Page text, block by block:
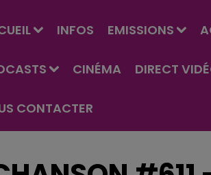
INFOS EMISSIONS
CINÉMA DIRECT
CONTACTER